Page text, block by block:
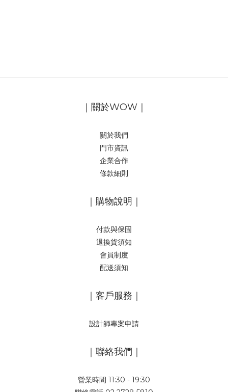
｜關於WOW｜
關於我們
門市資訊
企業合作
條款細則
｜購物說明｜
付款與保固
退換貨須知
會員制度
配送須知
｜客戶服務｜
設計師專案申請
｜聯絡我們｜
營業時間 11:30 - 19:30